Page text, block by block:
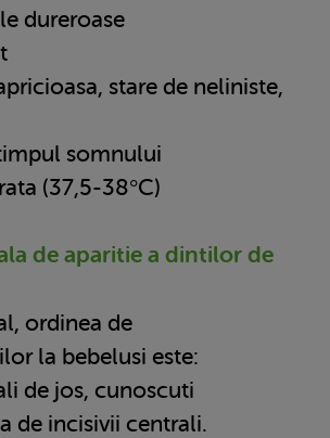
dureroase
stare de neliniste,
somnului
(37,5-38°C)
de aparitie a dintilor de
ordinea de
la bebelusi este:
de jos, cunoscuti
de incisivii centrali.